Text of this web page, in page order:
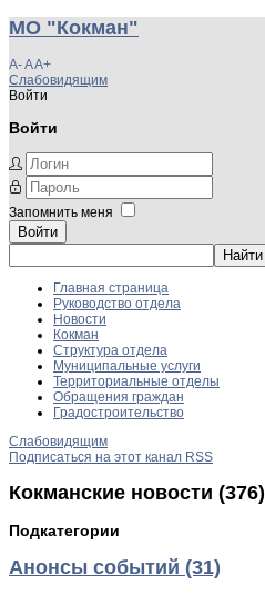
МО "Кокман"
A-AA+
Слабовидящим
Войти
Войти
Запомнить меня
Войти
Главная страница
Руководство отдела
Новости
Кокман
Структура отдела
Муниципальные услуги
Территориальные отделы
Обращения граждан
Градостроительство
Слабовидящим
Подписаться на этот канал RSS
Кокманские новости (376)
Подкатегории
Анонсы событий (31)